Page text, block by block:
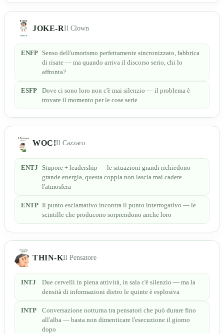
JOKE-RIl Clown
ENFP Senso dell'umorismo perfettamente sincronizzato, fabbrica
di risate — ma quando arriva il discorso serio, chi lo
affronta?
ESFP
Dove ci sono loro non c'è mai silenzio — il problema è
trovare il momento per le cose serie
WOC!Il Cazzaro
ENTJ
Stupore + leadership — le situazioni grandi richiedono
grande energia, questa coppia non lascia mai cadere
l'atmosfera
ENTP Il punto esclamativo incontra il punto interrogativo — le
scintille che producono sorprendono anche loro
THIN-KIl Pensatore
INTJ
Due cervelli in piena attività, in sala c'è silenzio — ma la
densità di informazioni dietro le quinte è esplosiva
INTP
Conversazione notturna tra pensatori che può durare fino
all'alba — basta non dimenticare l'esecuzione il giorno
dopo